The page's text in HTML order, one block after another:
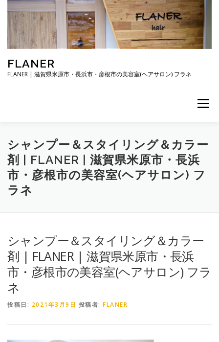
FLANER
FLANER | 滋賀県米原市・長浜市・彦根市の美容室(ヘアサロン) フラネ
メニュー
TOP メニュー・料金 スタイリスト
ご予約・お問合せ お知らせ アクセス・駐車場
シャンプー＆スタイリング＆カラー
剤 | FLANER | 滋賀県米原市・長浜
市・彦根市の美容室(ヘアサロン) フ
ラネ
シャンプー＆スタイリング＆カラー
剤 | FLANER | 滋賀県米原市・長浜
市・彦根市の美容室(ヘアサロン) フラ
ネ
投稿日: 2021年3月9日 投稿者: FLANER